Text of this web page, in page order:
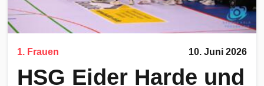
1. Frauen 10. Juni 2026
HSG Eider Harde und